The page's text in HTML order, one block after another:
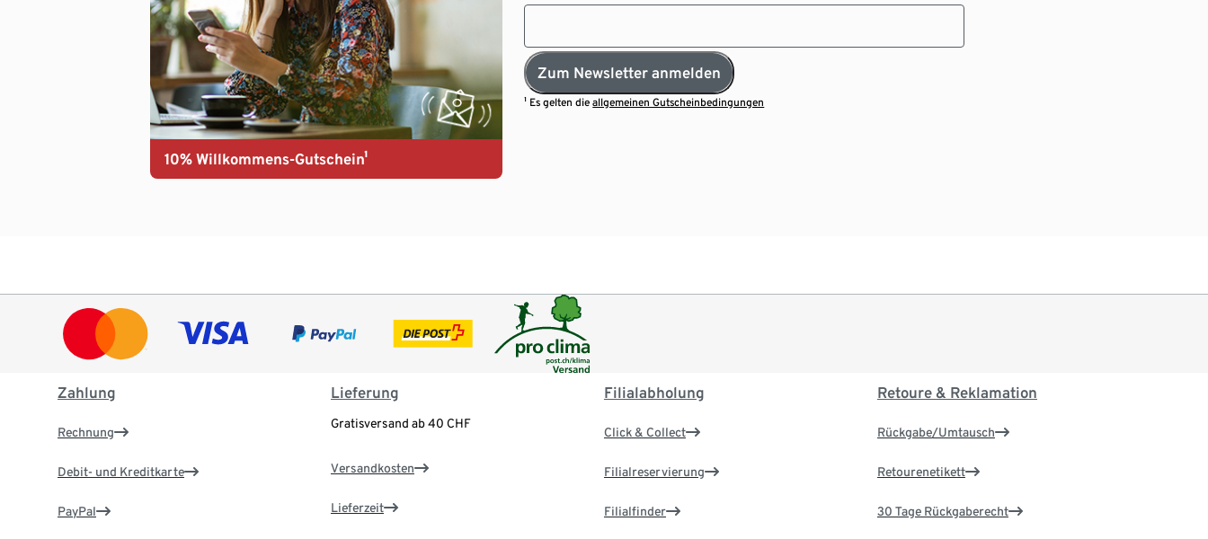
10% Willkommens-Gutschein¹
Zum Newsletter anmelden
¹ Es gelten dieallgemeinen Gutscheinbedingungen
Zahlung
Rechnung
Debit- und Kreditkarte
PayPal
Lieferung
Gratisversand ab 40 CHF
Versandkosten
Lieferzeit
Filialabholung
Click & Collect
Filialreservierung
Filialfinder
Retoure & Reklamation
Rückgabe/Umtausch
Retourenetikett
30 Tage Rückgaberecht